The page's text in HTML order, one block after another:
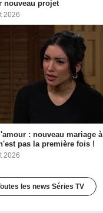
nouveau projet
2026
: nouveau mariage à
pas la première fois !
2026
les news Séries TV